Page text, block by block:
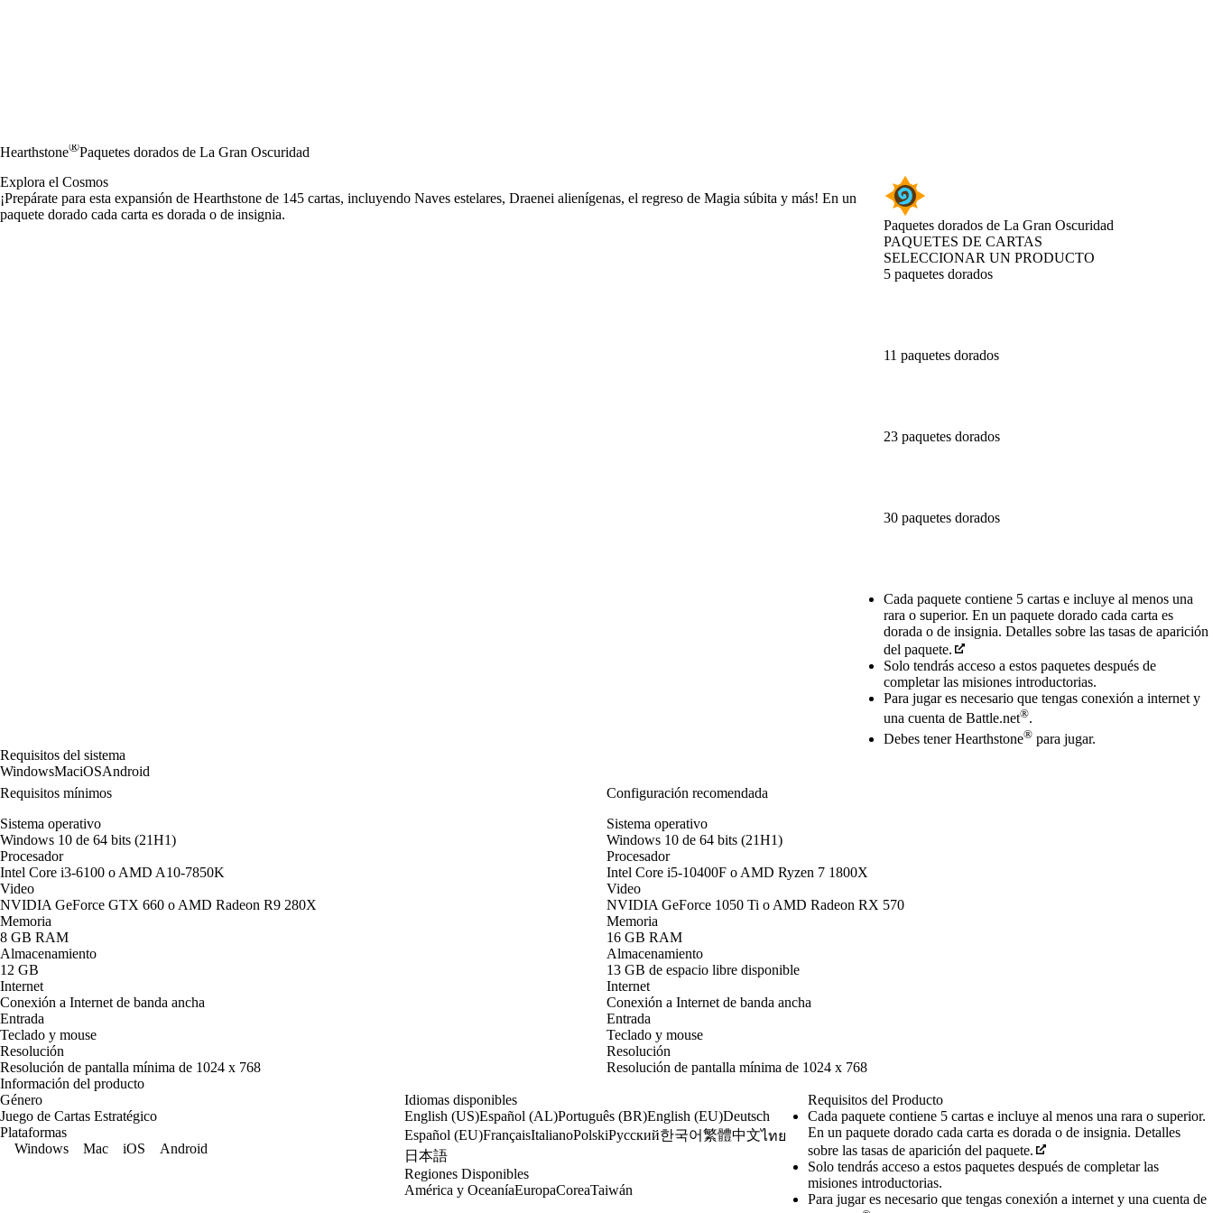
Hearthstone®Paquetes dorados de La Gran Oscuridad
Paquetes dorados de La Gran Oscuridad
PAQUETES DE CARTAS
SELECCIONAR UN PRODUCTO
5 paquetes dorados
11 paquetes dorados
23 paquetes dorados
30 paquetes dorados
Available actions
Cada paquete contiene 5 cartas e incluye al menos una
rara o superior. En un paquete dorado cada carta es
dorada o de insignia. Detalles sobre las tasas de aparición
del paquete.
Solo tendrás acceso a estos paquetes después de
completar las misiones introductorias.
Para jugar es necesario que tengas conexión a internet y
una cuenta de Battle.net®.
Debes tener Hearthstone® para jugar.
Explora el Cosmos
¡Prepárate para esta expansión de Hearthstone de 145 cartas, incluyendo Naves estelares, Draenei alienígenas, el regreso de Magia súbita y más! En un
paquete dorado cada carta es dorada o de insignia.
Requisitos del sistema
WindowsMaciOSAndroid
Requisitos mínimos
Sistema operativo
Windows 10 de 64 bits (21H1)
Procesador
Intel Core i3-6100 o AMD A10-7850K
Video
NVIDIA GeForce GTX 660 o AMD Radeon R9 280X
Memoria
8 GB RAM
Almacenamiento
12 GB
Internet
Conexión a Internet de banda ancha
Entrada
Teclado y mouse
Resolución
Resolución de pantalla mínima de 1024 x 768
Configuración recomendada
Sistema operativo
Windows 10 de 64 bits (21H1)
Procesador
Intel Core i5-10400F o AMD Ryzen 7 1800X
Video
NVIDIA GeForce 1050 Ti o AMD Radeon RX 570
Memoria
16 GB RAM
Almacenamiento
13 GB de espacio libre disponible
Internet
Conexión a Internet de banda ancha
Entrada
Teclado y mouse
Resolución
Resolución de pantalla mínima de 1024 x 768
Información del producto
Género
Juego de Cartas Estratégico
Plataformas
Windows
Mac iOS Android
Idiomas disponibles
English (US)Español (AL)Português (BR)English (EU)Deutsch
Español (EU)FrançaisItalianoPolskiРусский한국어繁體中文ไทย
日本語
Regiones Disponibles
América y OceaníaEuropaCoreaTaiwán
Requisitos del Producto
Cada paquete contiene 5 cartas e incluye al menos una rara o superior.
En un paquete dorado cada carta es dorada o de insignia. Detalles
sobre las tasas de aparición del paquete.
Solo tendrás acceso a estos paquetes después de completar las
misiones introductorias.
Para jugar es necesario que tengas conexión a internet y una cuenta de